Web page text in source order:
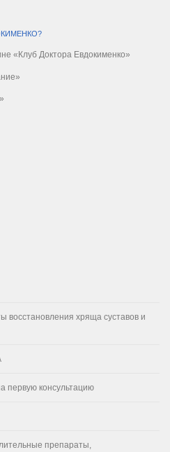
«Клуб Доктора Евдокименко»
восстановления хряща суставов и
первую консультацию
препараты,